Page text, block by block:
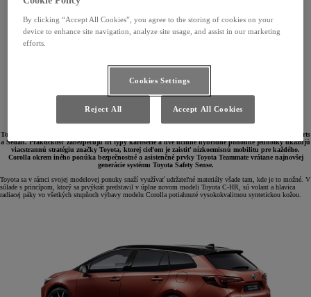
Toyota predstavuje sériu noviniek pre modelový rad Corolla vo vyhotovení Hatchback, Touring Sports
a Sedan. Praktickosť zabezpečujú tri typy karosérie a dve účinné hybridné pohonné jednotky ukazujú
viacstrannú stratégiu značky Toyota, ktorej cieľom je zaistiť nízkoemisnú mobilitu pre každého.
Corolla okrem iného ponúka bezpečnostné a asistenčné prvky Toyota Teammate vrátane najnovšej
generácie systému Toyota Safety Sense.
Toyota sa v rámci svojej modelovej ponuky snaží využívať udržateľné materiály všade tam, kde je to možné. V
súlade s princípom, ktorý sa prvýkrát predstavil v úplne novom modeli Toyota C-HR, sú volant a hlavica
radiacej páky vo všetkých stupňoch výbavy modelu Corolla potiahnuté vysokokvalitnou syntetickou kožou.
By clicking “Accept All Cookies”, you agree to the storing of cookies on your
device to enhance site navigation, analyze site usage, and assist in our marketing
efforts.
Cookies Settings
Reject All Accept All Cookies